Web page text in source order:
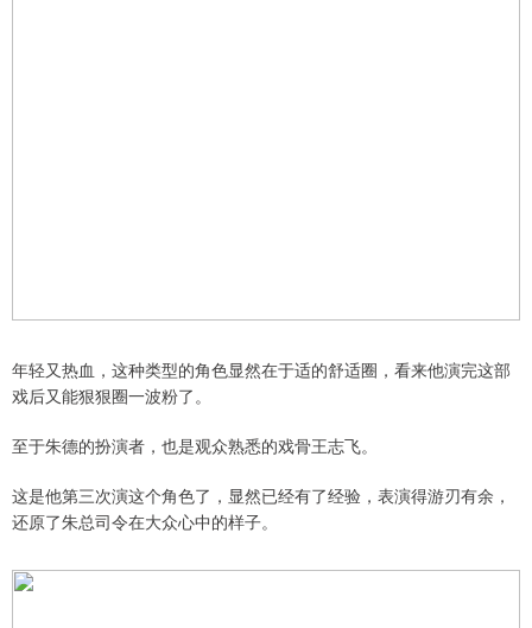
年轻又热血，这种类型的角色显然在于适的舒适圈，看来他演完这部
戏后又能狠狠圈一波粉了。
至于朱德的扮演者，也是观众熟悉的戏骨王志飞。
这是他第三次演这个角色了，显然已经有了经验，表演得游刃有余，
还原了朱总司令在大众心中的样子。